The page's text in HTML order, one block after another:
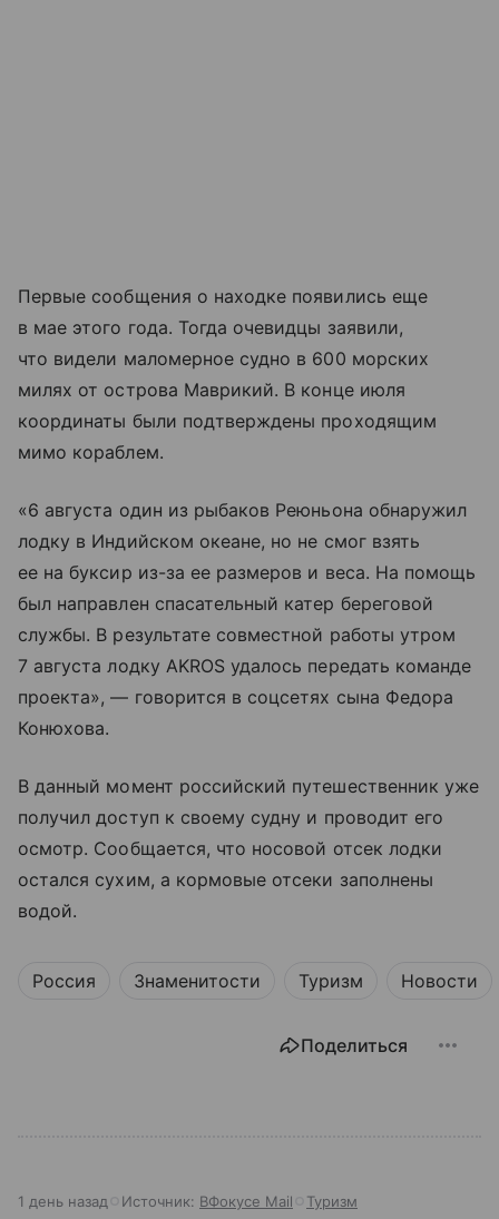
Первые сообщения о находке появились еще
в мае этого года. Тогда очевидцы заявили,
что видели маломерное судно в 600 морских
милях от острова Маврикий. В конце июля
координаты были подтверждены проходящим
мимо кораблем.
«6 августа один из рыбаков Реюньона обнаружил
лодку в Индийском океане, но не смог взять
ее на буксир из-за ее размеров и веса. На помощь
был направлен спасательный катер береговой
службы. В результате совместной работы утром
7 августа лодку AKROS удалось передать команде
проекта», — говорится в соцсетях сына Федора
Конюхова.
В данный момент российский путешественник уже
получил доступ к своему судну и проводит его
осмотр. Сообщается, что носовой отсек лодки
остался сухим, а кормовые отсеки заполнены
водой.
Россия Знаменитости Туризм Новости
Поделиться
1 день назад Источник: ВФокусе Mail Туризм